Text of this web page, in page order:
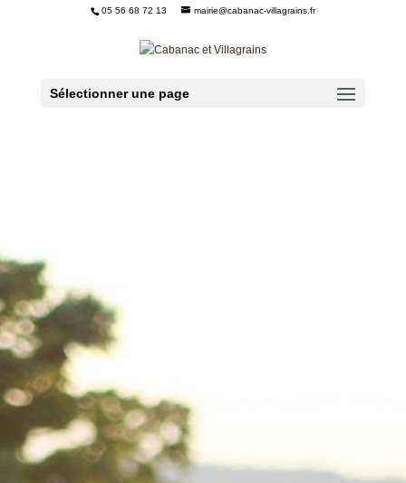
05 56 68 72 13 mairie@cabanac-villagrains.fr
Sélectionner une page